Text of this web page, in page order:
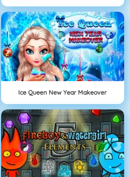
Ice Queen New Year Makeover